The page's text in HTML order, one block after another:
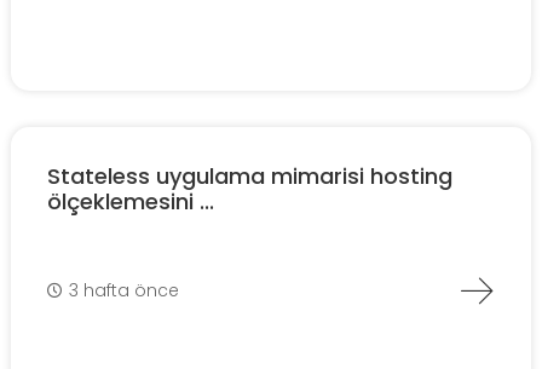
Stateless uygulama mimarisi hosting
ölçeklemesini ...
3 hafta önce